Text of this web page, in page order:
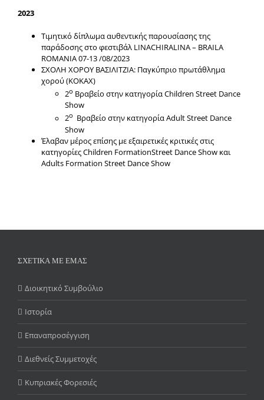
2023
Τιμητικό δίπλωμα αυθεντικής παρουσίασης της
παράδοσης στο φεστιβάλ LINACHIRALINA – BRAILA
ROMANIA 07-13 /08/2023
ΣΧΟΛΗ ΧΟΡΟΥ ΒΑΣΙΛΙΤΖΙΑ: Παγκύπριο πρωτάθλημα
χορού (ΚΟΚΑΧ)
2ο Βραβείο στην κατηγορία Children Street Dance
Show
2ο Βραβείο στην κατηγορία Adult Street Dance
Show
Έλαβαν μέρος επίσης με εξαιρετικές κριτικές στις
κατηγορίες Children FormationStreet Dance Show και
Adults Formation Street Dance Show
ΣΧΕΤΙΚΑ ΜΕ ΕΜΑΣ
Διοικητικό Συμβούλιο
Ιστορία
Επαναπροσέγγιση
Διεθνείς Συμμετοχές
Κυπριακές Φορεσιές